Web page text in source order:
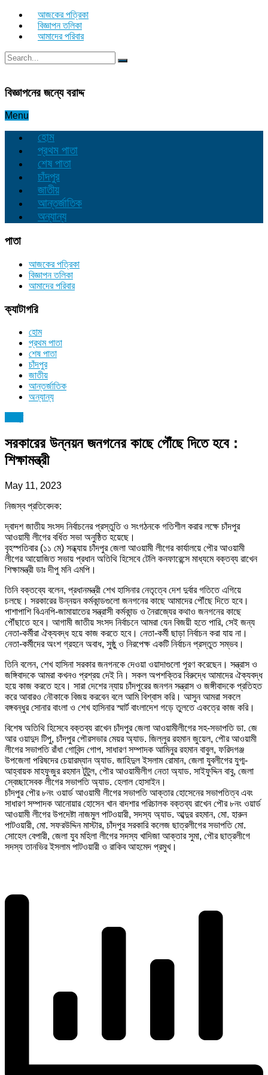
আজকের পত্রিকা
বিজ্ঞাপন তলিকা
আমাদের পরিবার
বিজ্ঞাপনের জন্যে বরাদ্দ
Menu
হোম
প্রথম পাতা
শেষ পাতা
চাঁদপুর
জাতীয়
আন্তর্জাতিক
অন্যান্য
পাতা
আজকের পত্রিকা
বিজ্ঞাপন তলিকা
আমাদের পরিবার
ক্যাটাগরি
হোম
প্রথম পাতা
শেষ পাতা
চাঁদপুর
জাতীয়
আন্তর্জাতিক
অন্যান্য
সরকারের উন্নয়ন জনগনের কাছে পৌঁছে দিতে হবে :
শিক্ষামন্ত্রী
May 11, 2023
নিজস্ব প্রতিবেদক:
দ্বাদশ জাতীয় সংসদ নির্বাচনের প্রস্তুতি ও সংগঠনকে গতিশীল করার লক্ষে চাঁদপুর
আওয়ামী লীগের বর্ধিত সভা অনুষ্ঠিত হয়েছে।
বৃহস্পতিবার (১১ মে) সন্ধ্যায় চাঁদপুর জেলা আওয়ামী লীগের কার্যালয়ে পৌর আওয়ামী
লীগের আয়োজিত সভায় প্রধান অতিথি হিসেবে টেলি কনফারেন্সে মাধ্যমে বক্তব্য রাখেন
শিক্ষামন্ত্রী ডাঃ দীপু মনি এমপি।
তিনি বক্তব্যে বলেন, প্রধানমন্ত্রী শেখ হাসিনার নেতৃত্বে দেশ দুর্বার গতিতে এগিয়ে
চলছে। সরকারের উন্নয়ন কর্মকান্ডগুলো জনগনের কাছে আমাদের পৌঁছে দিতে হবে।
পাশাপাশি বিএনপি-জামায়াতের সন্ত্রাসী কর্মকান্ড ও নৈরাজ্যের কথাও জনগনের কাছে
পৌঁছাতে হবে। আগামী জাতীয় সংসদ নির্বাচনে আমরা যেন বিজয়ী হতে পারি, সেই জন্য
নেতা-কর্মীরা ঐক্যবদ্ধ হয়ে কাজ করতে হবে। নেতা-কর্মী ছাড়া নির্বাচন করা যায় না।
নেতা-কর্মীদের অংশ গ্রহনে অবাধ, সুষ্ঠু ও নিরপেক্ষ একটি নির্বাচন প্রস্তুত সম্ভব।
তিনি বলেন, শেখ হাসিনা সরকার জনগনকে দেওয়া ওয়াদাগুলো পূরণ করেছেন। সন্ত্রাস ও
জঙ্গিবাদকে আমরা কখনও প্রশ্রয় দেই নি। সকল অপশক্তির বিরুদ্ধে আমাদের ঐক্যবদ্ধ
হয়ে কাজ করতে হবে। সারা দেশের ন্যায় চাঁদপুরের জনগন সন্ত্রাস ও জঙ্গীবাদকে প্রতিহত
করে আবারও নৌকাকে বিজয় করবেন বলে আমি বিশ্বাস করি। আসুন আমরা সকলে
বঙ্গবন্ধুর সোনার বাংলা ও শেখ হাসিনার স্মার্ট বাংলাদেশ গড়ে তুলতে একত্রে কাজ করি।
বিশেষ অতিথি হিসেবে বক্তব্য রাখেন চাঁদপুর জেলা আওয়ামীলীগের সহ-সভাপতি ডা. জে
আর ওয়াদুদ টিপু, চাঁদপুর পৌরসভার মেয়র অ্যাড. জিল্লুর রহমান জুয়েল, পৌর আওয়ামী
লীগের সভাপতি রাঁধা গোবিন্দ গোপ, সাধারণ সম্পাদক আমিনুর রহমান বাবুল, ফরিদগঞ্জ
উপজেলা পরিষদের চেয়ারম্যান অ্যাড. জাহিদুল ইসলাম রোমান, জেলা যুবলীগের যুগ্ম-
আহ্বায়ক মাহফুজুর রহমান টুটুল, পৌর আওয়ামীলীগ নেতা অ্যাড. সাইফুদ্দিন বাবু, জেলা
স্বেচ্ছাসেবক লীগের সভাপতি অ্যাড. হেলাল হোসাইন।
চাঁদপুর পৌর ৮নং ওয়ার্ড আওয়ামী লীগের সভাপতি আক্তার হোসেনের সভাপতিত্ব এবং
সাধারণ সম্পাদক আনোয়ার হোসেন খান বাদশার পরিচালক বক্তব্য রাখেন পৌর ৮নং ওয়ার্ড
আওয়ামী লীগের উপদেষ্টা নাজমুল পাটওয়ারী, সদস্য অ্যাড. আব্দুর রহমান, মো. হারুন
পাটওয়ারী, মো. সফরউদ্দিন মাস্টার, চাঁদপুর সরকারি কলেজ ছাত্রলীগের সভাপতি মো.
সোহেল বেপারী, জেলা যুব মহিলা লীগের সদস্য খাদিজা আক্তার সুমা, পৌর ছাত্রলীগে
সদস্য তানভির ইসলাম পাটওয়ারী ও রাকিব আহমেদ প্রমুখ।